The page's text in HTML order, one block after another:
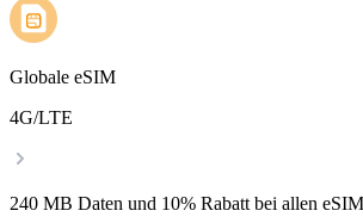
Globale eSIM
4G/LTE
240 MB Daten und 10% Rabatt bei allen